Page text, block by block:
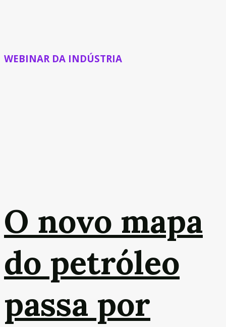
WEBINAR DA INDÚSTRIA
O novo mapa
do petróleo
passa por